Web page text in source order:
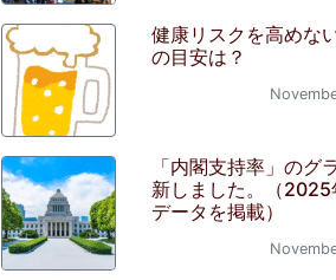
健康リスクを高めな
の目安は？
「内閣支持率」のグ
新しました。（2025
データを掲載）